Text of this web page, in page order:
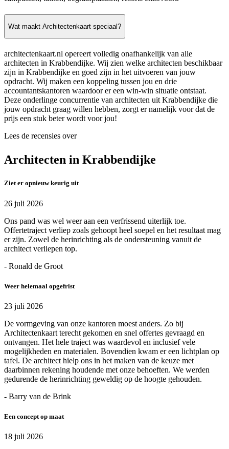
Wat maakt Architectenkaart speciaal?
architectenkaart.nl opereert volledig onafhankelijk van alle
architecten in Krabbendijke. Wij zien welke architecten beschikbaar
zijn in Krabbendijke en goed zijn in het uitvoeren van jouw
opdracht. Wij maken een koppeling tussen jou en drie
accountantskantoren waardoor er een win-win situatie ontstaat.
Deze onderlinge concurrentie van architecten uit Krabbendijke die
jouw opdracht graag willen hebben, zorgt er namelijk voor dat de
prijs een stuk beter wordt voor jou!
Lees de recensies over
Architecten in Krabbendijke
Ziet er opnieuw keurig uit
26 juli 2026
Ons pand was wel weer aan een verfrissend uiterlijk toe.
Offertetraject verliep zoals gehoopt heel soepel en het resultaat mag
er zijn. Zowel de herinrichting als de ondersteuning vanuit de
architect verliepen top.
- Ronald de Groot
Weer helemaal opgefrist
23 juli 2026
De vormgeving van onze kantoren moest anders. Zo bij
Architectenkaart terecht gekomen en snel offertes gevraagd en
ontvangen. Het hele traject was waardevol en inclusief vele
mogelijkheden en materialen. Bovendien kwam er een lichtplan op
tafel. De architect hielp ons in het maken van de keuze met
daarbinnen rekening houdende met onze behoeften. We werden
gedurende de herinrichting geweldig op de hoogte gehouden.
- Barry van de Brink
Een concept op maat
18 juli 2026